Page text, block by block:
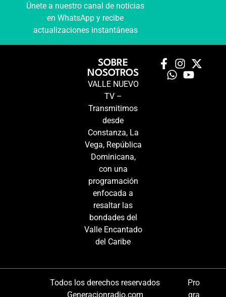
Únete a nuestro canal de noticias
en WhatsApp y recibe
actualizaciones instantáneas
SOBRE
NOSOTROS
VALLE NUEVO
TV –
Transmitimos
desde
Constanza, La
Vega, República
Dominicana,
con una
programación
enfocada a
resaltar las
bondades del
Valle Encantado
del Caribe
Todos los derechos reservados
Generacionradio.com
Pro
gra